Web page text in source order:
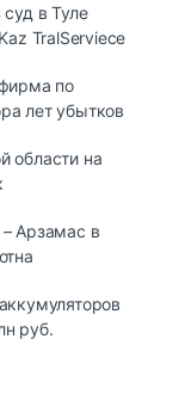
в Туле
TralServiece
по
лет убытков
области на
Арзамас в
руб.